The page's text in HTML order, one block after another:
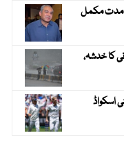
مدت مکمل
کا خدشہ،
سیریز ، انگلینڈ کا 16 رکنی اسکواڈ